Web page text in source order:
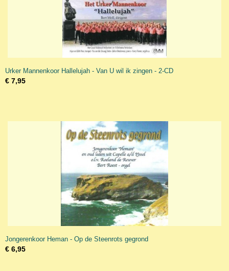
Urker Mannenkoor Hallelujah - Van U wil ik zingen - 2-CD
€ 7,95
Jongerenkoor Heman - Op de Steenrots gegrond
€ 6,95